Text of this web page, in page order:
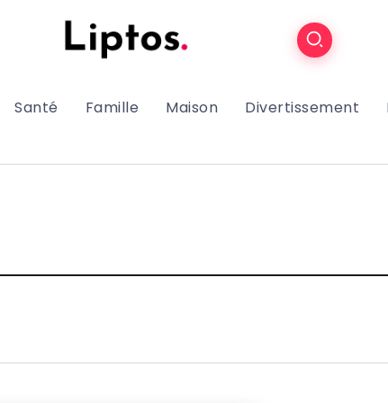
Santé Famille Maison Divertissement